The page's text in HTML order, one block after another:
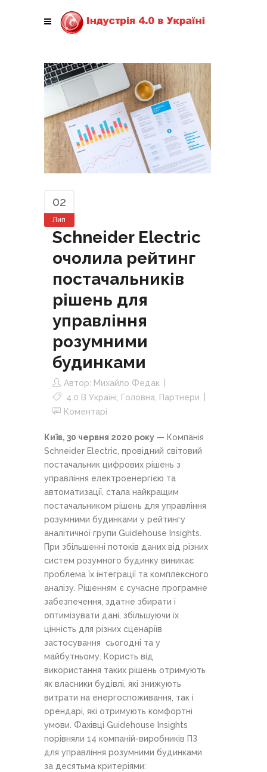
02
Лип
Schneider Electric
очолила рейтинг
постачальників
рішень для
управління
розумними
будинками
Автор: Михайло Федак
4.0 В Україні, Головна, Партнери
Коментарі
Київ, 30 червня 2020 року — Компанія
Schneider Electric, провідний світовий
постачальник цифрових рішень з
управління електроенергією та
автоматизації, стала найкращим
постачальником рішень для управління
розумними будинками у рейтингу
аналітичної групи Guidehouse Insights.
При збільшенні потоків даних від різних
систем розумного будинку виникає
проблема їх інтеграції та комплексного
аналізу. Рішенням є сучасне програмне
забезпечення, здатне збирати і
оптимізувати дані, збільшуючи їх
цінність для різних сценаріїв
застосування сьогодні та у
майбутньому. Користь від
використання таких рішень отримують
як власники будівлі, які знижують
витрати на енергоспоживання, так і
орендарі, які отримують комфортні
умови. Фахівці Guidehouse Insights
порівняли 14 компаній-виробників ПЗ
для управління розумними будинками
за десятьма критеріями: